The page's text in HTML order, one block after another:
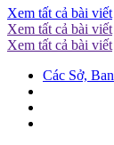
Xem tất cả bài viết
Xem tất cả bài viết
Xem tất cả bài viết
Các Sở, Ban